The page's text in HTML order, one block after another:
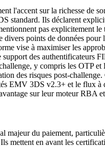
l'accent sur la richesse de
standard. Ils déclarent
pas explicitement
divers points de données
vise à maximiser les
des authentificateurs
y compris les OTP
des risques post-
EMV 3DS v2.3+ et le flux à
sur leur moteur RBA
majeur du paiement,
mettent en avant les